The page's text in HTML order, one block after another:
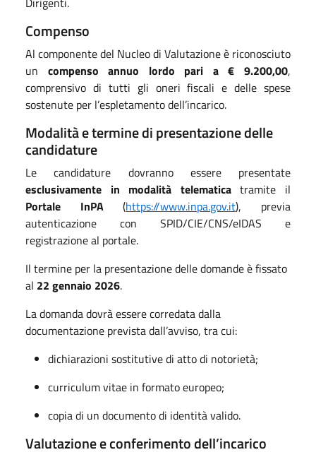
Compenso
Al componente del Nucleo di Valutazione è riconosciuto
un compenso annuo lordo pari a € 9.200,00,
comprensivo di tutti gli oneri fiscali e delle spese
sostenute per l’espletamento dell’incarico.
Modalità e termine di presentazione delle
candidature
Le candidature dovranno essere presentate
esclusivamente in modalità telematicatramite il
Portale InPA(https://www.inpa.gov.it), previa
autenticazione con SPID/CIE/CNS/eIDAS e
registrazione al portale.
Il termine per la presentazione delle domande è fissato
al 22 gennaio 2026.
La domanda dovrà essere corredata dalla
documentazione prevista dall’avviso, tra cui:
dichiarazioni sostitutive di atto di notorietà;
curriculum vitae in formato europeo;
copia di un documento di identità valido.
Valutazione e conferimento dell’incarico